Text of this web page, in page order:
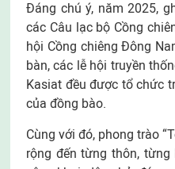
Đáng chú ý, năm 2025,
các Câu lạc bộ Cồng
hội Cồng chiêng Đông
bàn, các lễ hội truyền
Kasiat đều được tổ chức
của đồng bào.
Cùng với đó, phong trào
rộng đến từng thôn,